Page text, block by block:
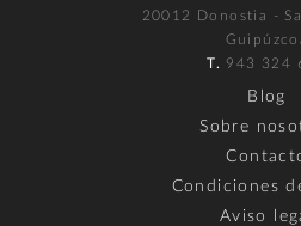
20012 Donostia -
T. 943 324
Blog
Sobre
Condiciones
Aviso